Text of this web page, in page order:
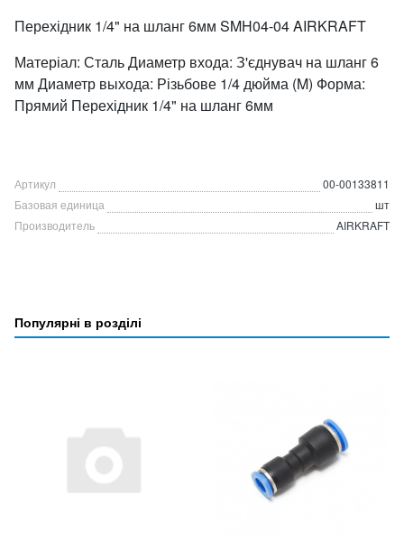
Перехідник 1/4" на шланг 6мм SMH04-04 AIRKRAFT
Матеріал: Сталь Диаметр входа: З'єднувач на шланг 6
мм Диаметр выхода: Різьбове 1/4 дюйма (M) Форма:
Прямий Перехідник 1/4" на шланг 6мм
Артикул
00-00133811
Базовая единица
шт
Производитель
AIRKRAFT
Популярні в розділі